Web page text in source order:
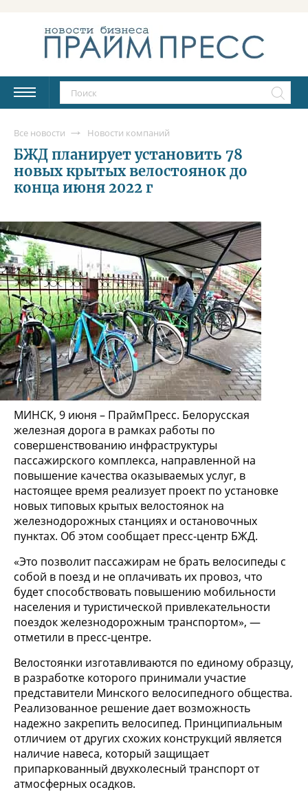
Все новости Новости компаний
БЖД планирует установить 78
новых крытых велостоянок до
конца июня 2022 г
МИНСК, 9 июня – ПраймПресс. Белорусская
железная дорога в рамках работы по
совершенствованию инфраструктуры
пассажирского комплекса, направленной на
повышение качества оказываемых услуг, в
настоящее время реализует проект по установке
новых типовых крытых велостоянок на
железнодорожных станциях и остановочных
пунктах. Об этом сообщает пресс-центр БЖД.
«Это позволит пассажирам не брать велосипеды с
собой в поезд и не оплачивать их провоз, что
будет способствовать повышению мобильности
населения и туристической привлекательности
поездок железнодорожным транспортом», —
отметили в пресс-центре.
Велостоянки изготавливаются по единому образцу,
в разработке которого принимали участие
представители Минского велосипедного общества.
Реализованное решение дает возможность
надежно закрепить велосипед. Принципиальным
отличием от других схожих конструкций является
наличие навеса, который защищает
припаркованный двухколесный транспорт от
атмосферных осадков.